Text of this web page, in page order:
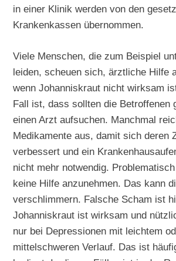
in einer Klinik werden von den
Krankenkassen übernommen.
Viele Menschen, die zum Beispiel
leiden, scheuen sich, ärztliche Hilfe
wenn Johanniskraut nicht wirksam
Fall ist, dass sollten die Betroffenen
einen Arzt aufsuchen. Manchmal
Medikamente aus, damit sich deren
verbessert und ein
nicht mehr notwendig.
keine Hilfe anzunehmen. Das kann
verschlimmern. Falsche Scham ist
Johanniskraut ist wirksam und
nur bei Depressionen mit leichtem
mittelschweren Verlauf. Das ist